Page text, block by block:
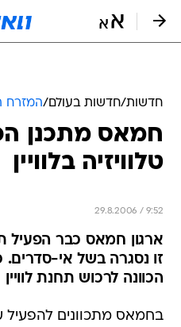
חדשות/חדשות בעולם/המזרח
חמאס מתכנן
טלוויזיה בלוויין
29.8.2006 / 9:52
ארגון חמאס כבר הפעיל
זו נסגרה בשל אי-סדרים.
הכוונה לרכוש תחנת לוויין
בחמאס מתכוונים להפעיל